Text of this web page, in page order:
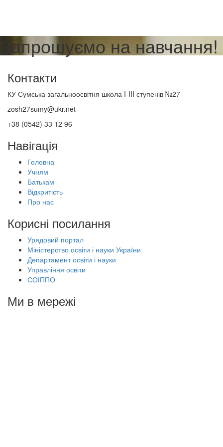
Запрошуємо на навчання!
Контакти
КУ Сумська загальноосвітня школа I-III ступенів №27
zosh27sumy@ukr.net
+38 (0542) 33 12 96
Навігація
Головна
Учням
Батькам
Відкритість
Про нас
Корисні посилання
Урядовий портал
Міністерство освіти і науки України
Департамент освіти і науки
Управління освіти
СОІППО
Ми в мережі